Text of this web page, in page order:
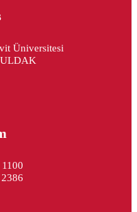
Üniversitesi